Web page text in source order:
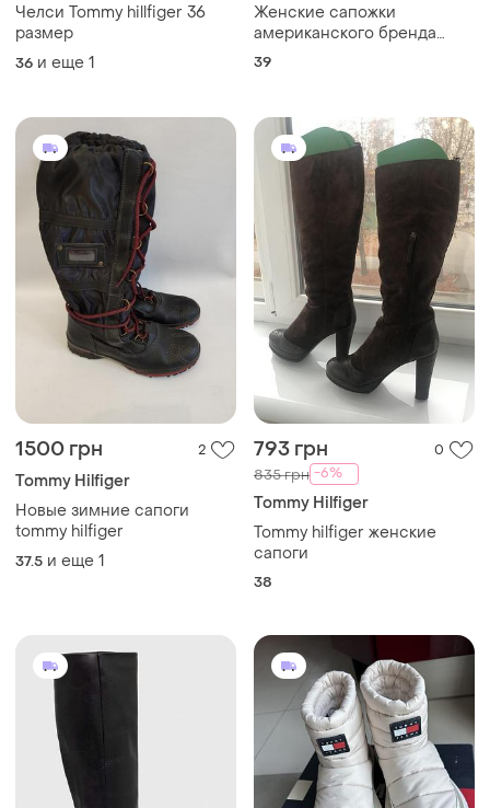
Челси Tommy hillfiger 36
размер
36 и еще 1
Женские сапожки
американского бренда
tommy hilfiger
39
1500 грн 2
Tommy Hilfiger
Новые зимние сапоги
tommy hilfiger
37.5 и еще 1
793 грн 0
835 грн -6%
Tommy Hilfiger
Tommy hilfiger женские
сапоги
38